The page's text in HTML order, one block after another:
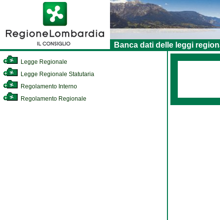
Banca dati delle leggi
Legge Regionale
Legge Regionale Statutaria
Regolamento Interno
Regolamento Regionale